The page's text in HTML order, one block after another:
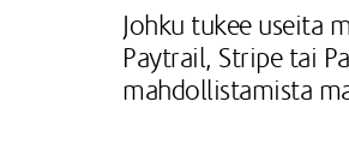
Johku tukee useita
Paytrail, Stripe tai
mahdollistamista